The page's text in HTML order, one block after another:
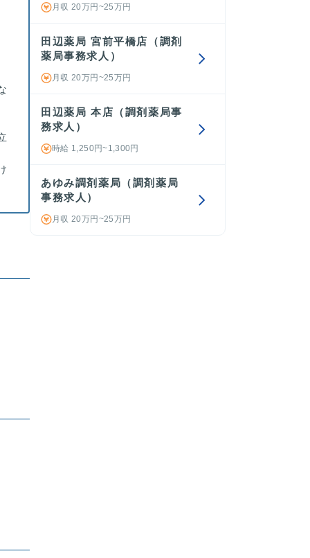
月収 20万円~25万円
田辺薬局 宮前平橋店（調剤
薬局事務求人）
月収 20万円~25万円
田辺薬局 本店（調剤薬局事
務求人）
時給 1,250円~1,300円
あゆみ調剤薬局（調剤薬局
事務求人）
月収 20万円~25万円